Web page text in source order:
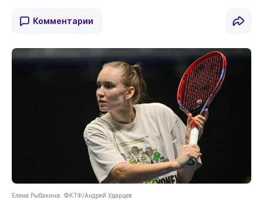
Комментарии
Елена Рыбакина. ©КТФ/Андрей Ударцев